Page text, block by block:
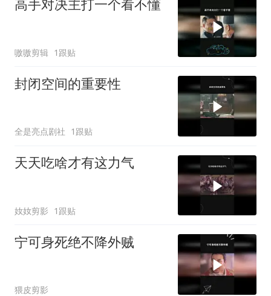
高手对决主打一个看不懂
嗷嗷剪辑 1跟贴
封闭空间的重要性
全是亮点剧社 1跟贴
天天吃啥才有这力气
奻奻剪影 1跟贴
宁可身死绝不降外贼
猥皮剪影